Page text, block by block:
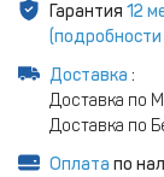
Гарантия 12
Доставка :
Доставка по
Доставка по
Оплата по